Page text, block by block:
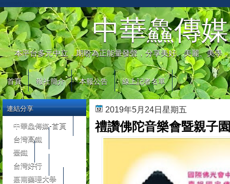
中華鱻傳媒
本平台多元中立，期盼為正能量發聲，分享美好、美麗、美學
首頁 報社簡介 本報公告 線上記者名單
2019年5月24日星期五
禮讚佛陀音樂會暨親子
連結分享
中華鱻傳媒-首頁
台灣高鐵
臺鐵
台灣好行
嘉南藥理大學